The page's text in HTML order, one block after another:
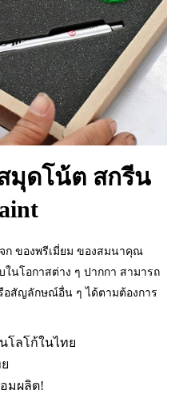
มุดโน้ต สกรีน
ก ของพรีเมี่ยม ของสมนาคุณ
นโอกาสต่าง ๆ ปากกา สามารถ
อสัญลักษณ์อื่น ๆ ได้ตามต้องการ
โลโก้ในไทย
มผลิต!